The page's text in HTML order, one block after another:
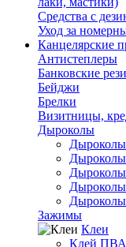
Средства с
Уход за
Канцелярские
Антистеплеры
Банковские
Бейджи
Брелки
Визитницы,
Дыроколы
Дыроколы
Дыроколы
Дыроколы
Дыроколы
Дыроколы
Зажимы
Клеи
Клей ПВА